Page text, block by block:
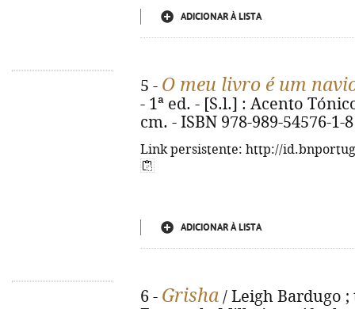
ADICIONAR À LISTA
5 - O meu livro é um
- 1ª ed. - [S.l.] : Acento
cm. - ISBN 978-989-54576-1-8
Link persistente: http://
ADICIONAR À LISTA
6 - Grisha / Leigh Bardugo